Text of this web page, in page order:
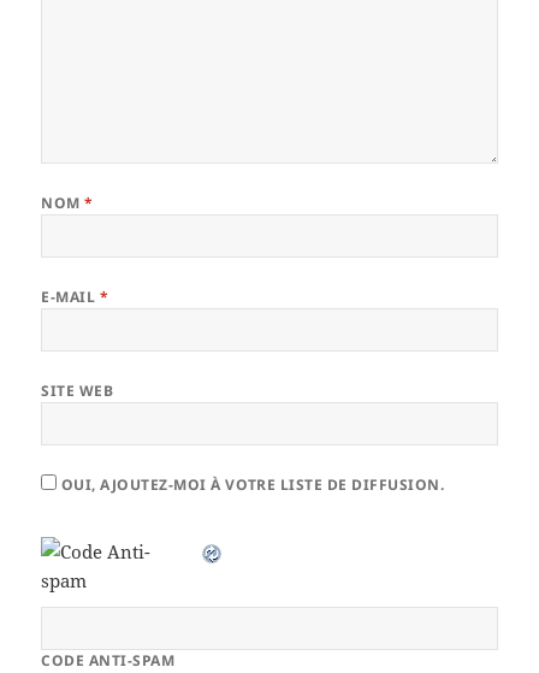
NOM*
E-MAIL *
SITE WEB
OUI, AJOUTEZ-MOI À VOTRE LISTE DE DIFFUSION.
CODE ANTI-SPAM